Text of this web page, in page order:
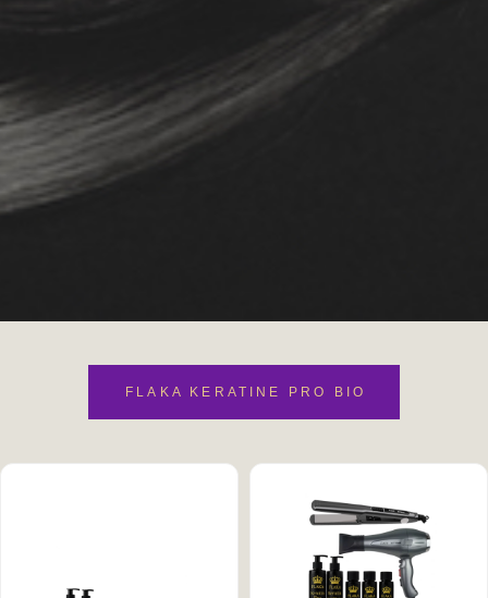
FLAKA KERATINE PRO BIO